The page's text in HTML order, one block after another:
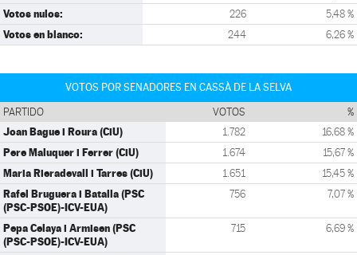
Votos nulos: 226 5,48 %
Votos en blanco: 244 6,26 %
VOTOS POR SENADORES EN CASSÀ DE LA SELVA
PARTIDO VOTOS %
Joan Bague i Roura (CiU) 1.782 16,68 %
Pere Maluquer i Ferrer (CiU) 1.674 15,67 %
Maria Rieradevall i Tarres (CiU) 1.651 15,45 %
Rafel Bruguera i Batalla (PSC
(PSC-PSOE)-ICV-EUA)
756 7,07 %
Pepa Celaya i Armisen (PSC
(PSC-PSOE)-ICV-EUA)
715 6,69 %